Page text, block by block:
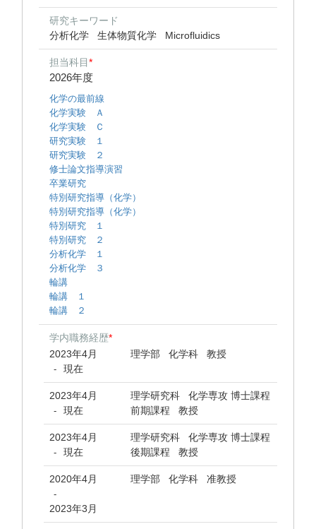
研究キーワード
分析化学
生体物質化学 Microfluidics
担当科目*
2026年度
化学の最前線
化学実験 Ａ
化学実験 Ｃ
研究実験 １
研究実験 ２
修士論文指導演習
卒業研究
特別研究指導（化学）
特別研究指導（化学）
特別研究 １
特別研究 ２
分析化学 １
分析化学 ３
輪講
輪講 １
輪講 ２
学内職務経歴*
2023年4月
- 現在
理学部 化学科 教授
2023年4月
- 現在
理学研究科 化学専攻 博士課程
前期課程 教授
2023年4月
- 現在
理学研究科 化学専攻 博士課程
後期課程 教授
2020年4月
-
2023年3月
理学部 化学科 准教授